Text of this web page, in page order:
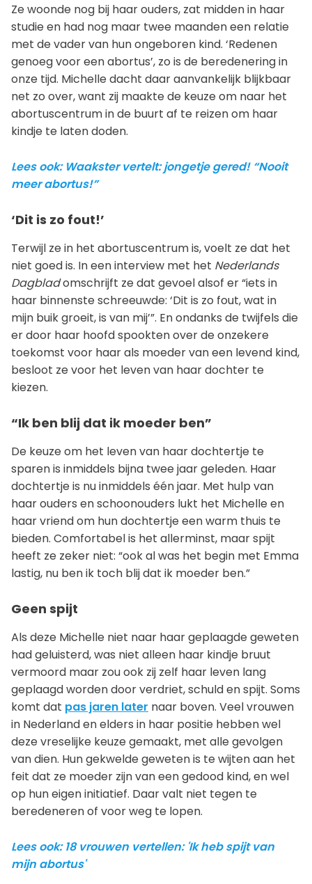
Ze woonde nog bij haar ouders, zat midden in haar
studie en had nog maar twee maanden een relatie
met de vader van hun ongeboren kind. ‘Redenen
genoeg voor een abortus’, zo is de beredenering in
onze tijd. Michelle dacht daar aanvankelijk blijkbaar
net zo over, want zij maakte de keuze om naar het
abortuscentrum in de buurt af te reizen om haar
kindje te laten doden.
Lees ook: Waakster vertelt: jongetje gered! “Nooit
meer abortus!”
‘Dit is zo fout!’
Terwijl ze in het abortuscentrum is, voelt ze dat het
niet goed is. In een interview met het Nederlands
Dagbladomschrijft ze dat gevoel alsof er “iets in
haar binnenste schreeuwde: ‘Dit is zo fout, wat in
mijn buik groeit, is van mij’”. En ondanks de twijfels die
er door haar hoofd spookten over de onzekere
toekomst voor haar als moeder van een levend kind,
besloot ze voor het leven van haar dochter te
kiezen.
“Ik ben blij dat ik moeder ben”
De keuze om het leven van haar dochtertje te
sparen is inmiddels bijna twee jaar geleden. Haar
dochtertje is nu inmiddels één jaar. Met hulp van
haar ouders en schoonouders lukt het Michelle en
haar vriend om hun dochtertje een warm thuis te
bieden. Comfortabel is het allerminst, maar spijt
heeft ze zeker niet: “ook al was het begin met Emma
lastig, nu ben ik toch blij dat ik moeder ben.”
Geen spijt
Als deze Michelle niet naar haar geplaagde geweten
had geluisterd, was niet alleen haar kindje bruut
vermoord maar zou ook zij zelf haar leven lang
geplaagd worden door verdriet, schuld en spijt. Soms
komt dat pas jaren later naar boven. Veel vrouwen
in Nederland en elders in haar positie hebben wel
deze vreselijke keuze gemaakt, met alle gevolgen
van dien. Hun gekwelde geweten is te wijten aan het
feit dat ze moeder zijn van een gedood kind, en wel
op hun eigen initiatief. Daar valt niet tegen te
beredeneren of voor weg te lopen.
Lees ook: 18 vrouwen vertellen: 'Ik heb spijt van
mijn abortus'